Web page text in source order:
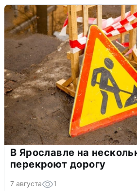
В Ярославле на
перекроют дорогу
7 августа 1